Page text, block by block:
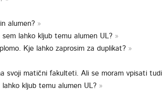
alumen?
lahko kljub temu alumen UL?
Kje lahko zaprosim za duplikat?
svoji matični fakulteti. Ali se moram vpisati
kljub temu alumen UL?